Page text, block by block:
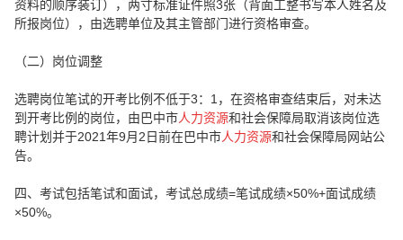
资料的顺序装订），两寸标准证件照3张（背面工整书写本人姓名及
所报岗位），由选聘单位及其主管部门进行资格审查。
（二）岗位调整
选聘岗位笔试的开考比例不低于3：1，在资格审查结束后，对未达
到开考比例的岗位，由巴中市人力资源和社会保障局取消该岗位选
聘计划并于2021年9月2日前在巴中市人力资源和社会保障局网站公
告。
四、考试包括笔试和面试，考试总成绩=笔试成绩×50%+面试成绩
×50%。